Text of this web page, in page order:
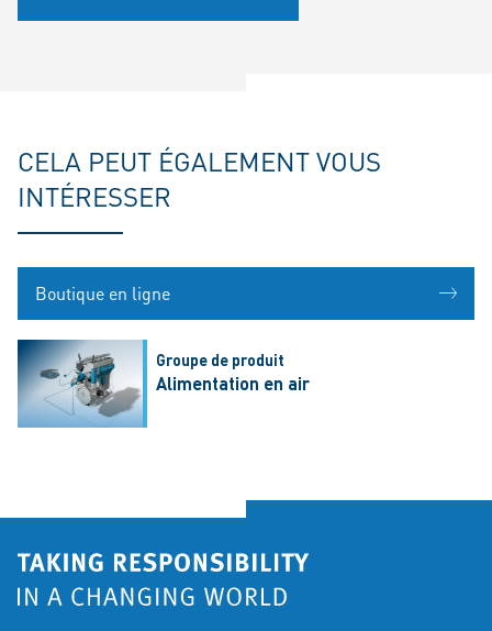
CELA PEUT ÉGALEMENT VOUS
INTÉRESSER
Boutique en ligne
Groupe de produit
Alimentation en air